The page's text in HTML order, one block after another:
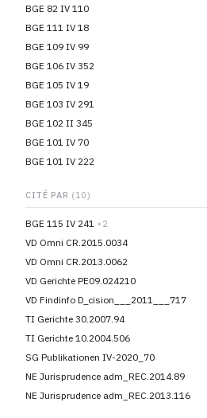
BGE 82 IV 110
BGE 111 IV 18
BGE 109 IV 99
BGE 106 IV 352
BGE 105 IV 19
BGE 103 IV 291
BGE 102 II 345
BGE 101 IV 70
BGE 101 IV 222
CITÉ PAR (10)
BGE 115 IV 241 ×2
VD Omni CR.2015.0034
VD Omni CR.2013.0062
VD Gerichte PE09.024210
VD Findinfo D_cision___2011___717
TI Gerichte 30.2007.94
TI Gerichte 10.2004.506
SG Publikationen IV-2020_70
NE Jurisprudence adm_REC.2014.89
NE Jurisprudence adm_REC.2013.116